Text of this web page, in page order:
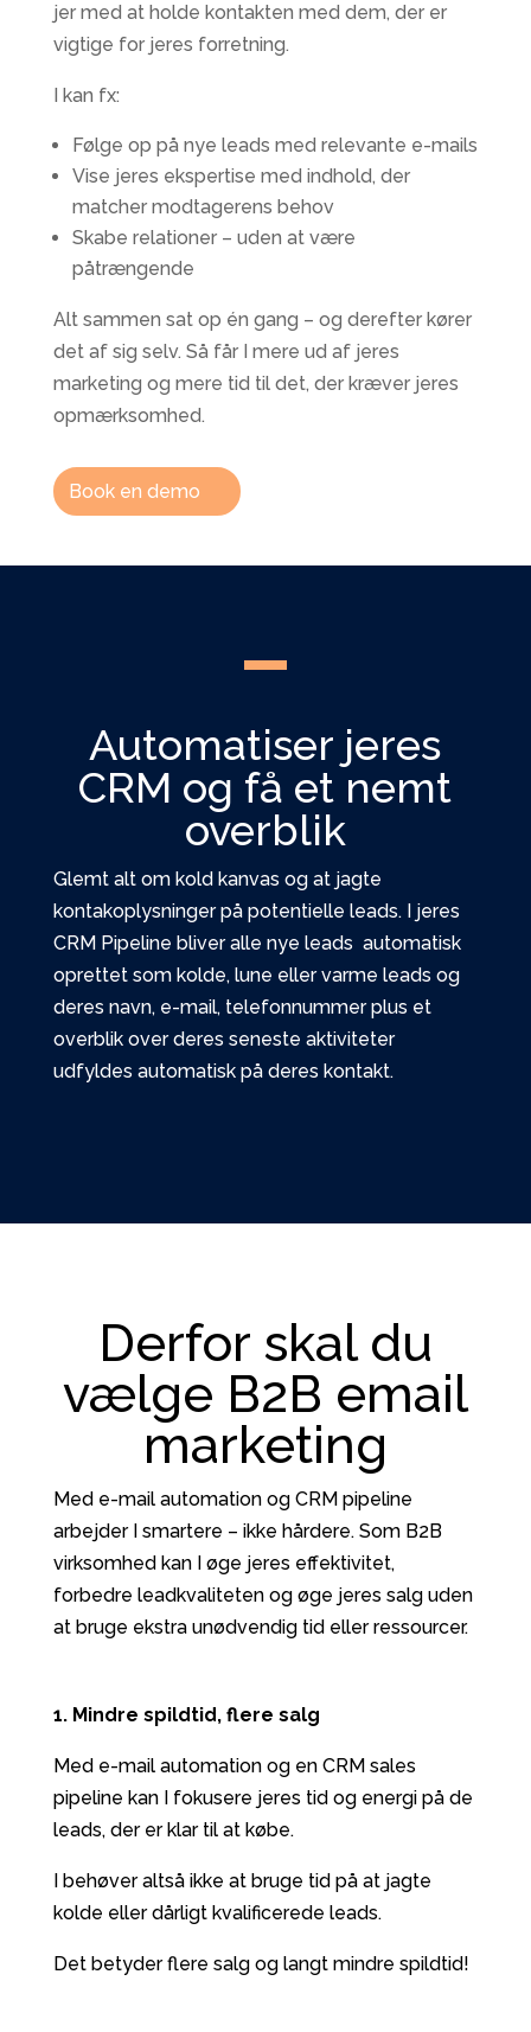
jer med at holde kontakten med dem, der er
vigtige for jeres forretning.
I kan fx:
Følge op på nye leads med relevante e-mails
Vise jeres ekspertise med indhold, der
matcher modtagerens behov
Skabe relationer – uden at være
påtrængende
Alt sammen sat op én gang – og derefter kører
det af sig selv. Så får I mere ud af jeres
marketing og mere tid til det, der kræver jeres
opmærksomhed.
Book en demo
Automatiser jeres
CRM og få et nemt
overblik
Glemt alt om kold kanvas og at jagte
kontakoplysninger på potentielle leads. I jeres
CRM Pipeline bliveralle nye leads automatisk
oprettet som kolde, lune eller varme leads og
deres navn, e-mail, telefonnummer plus et
overblik over deres seneste aktiviteter
udfyldes automatisk på deres kontakt.
Derfor skal du
vælge B2B email
marketing
Med e-mail automation og CRM pipeline
arbejder I smartere – ikke hårdere. Som B2B
virksomhed kan I øge jeres effektivitet,
forbedre leadkvaliteten og øge jeres salg uden
at bruge ekstra unødvendig tid eller ressourcer.
1. Mindre spildtid, flere salg
Med e-mail automation og en CRM sales
pipeline kan I fokusere jeres tid og energi på de
leads, der er klar til at købe.
I behøver altså ikke at bruge tid på at jagte
kolde eller dårligt kvalificerede leads.
Det betyder flere salg og langt mindre spildtid!